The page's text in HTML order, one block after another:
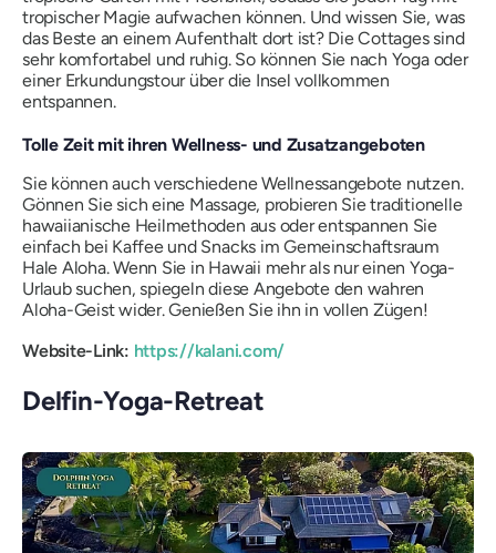
tropischer Magie aufwachen können. Und wissen Sie, was
das Beste an einem Aufenthalt dort ist? Die Cottages sind
sehr komfortabel und ruhig. So können Sie nach Yoga oder
einer Erkundungstour über die Insel vollkommen
entspannen.
Tolle Zeit mit ihren Wellness- und Zusatzangeboten
Sie können auch verschiedene Wellnessangebote nutzen.
Gönnen Sie sich eine Massage, probieren Sie traditionelle
hawaiianische Heilmethoden aus oder entspannen Sie
einfach bei Kaffee und Snacks im Gemeinschaftsraum
Hale Aloha. Wenn Sie in Hawaii mehr als nur einen Yoga-
Urlaub suchen, spiegeln diese Angebote den wahren
Aloha-Geist wider. Genießen Sie ihn in vollen Zügen!
Website-Link: https://kalani.com/
Delfin-Yoga-Retreat